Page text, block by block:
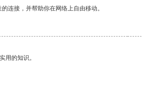
连接，并帮助你在网络上自由移动。
用的知识。